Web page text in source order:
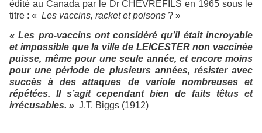
édité au Canada par le Dr CHEVREFILS en 1965 sous le
titre : « Les vaccins, racket et poisons ? »
« Les pro-vaccins ont considéré qu’il était incroyable
et impossible que la ville de LEICESTER non vaccinée
puisse, même pour une seule année, et encore moins
pour une période de plusieurs années, résister avec
succès à des attaques de variole nombreuses et
répétées. Il s’agit cependant bien de faits têtus et
irrécusables. » J.T. Biggs (1912)